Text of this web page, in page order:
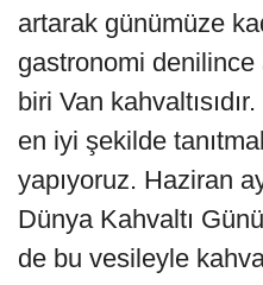
artarak günümüze
gastronomi
biri Van
en iyi şekilde
yapıyoruz. Haziran
Dünya Kahvaltı
de bu vesileyle